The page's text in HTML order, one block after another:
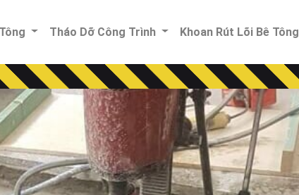
Tháo Dỡ Công Trình Khoan Rút Lõi Bê Tông